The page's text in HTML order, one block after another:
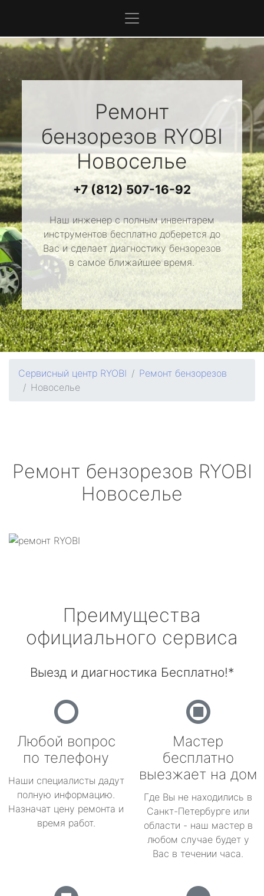
Ремонт
бензорезов RYOBI
Новоселье
+7 (812) 507-16-92
Наш инженер с полным инвентарем
инструментов бесплатно доберется до
Вас и сделает диагностику бензорезов
в самое ближайшее время.
Сервисный центр RYOBI
Ремонт бензорезов
Новоселье
Ремонт бензорезов RYOBI
Новоселье
Преимущества
официального сервиса
Выезд и диагностика Бесплатно!*
Любой вопрос
по телефону
Наши специалисты дадут
полную информацию.
Назначат цену ремонта и
время работ.
Мастер
бесплатно
выезжает на дом
Где Вы не находились в
Санкт-Петербурге или
области - наш мастер в
любом случае будет у
Вас в течении часа.